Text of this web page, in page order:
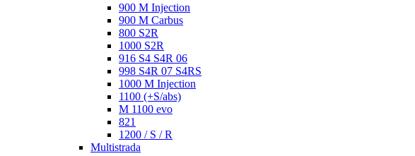
900 M Injection
900 M Carbus
800 S2R
1000 S2R
916 S4 S4R 06
998 S4R 07 S4RS
1000 M Injection
1100 (+S/abs)
M 1100 evo
821
1200 / S / R
Multistrada